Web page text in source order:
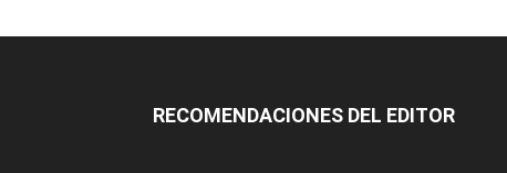
RECOMENDACIONES DEL EDITOR